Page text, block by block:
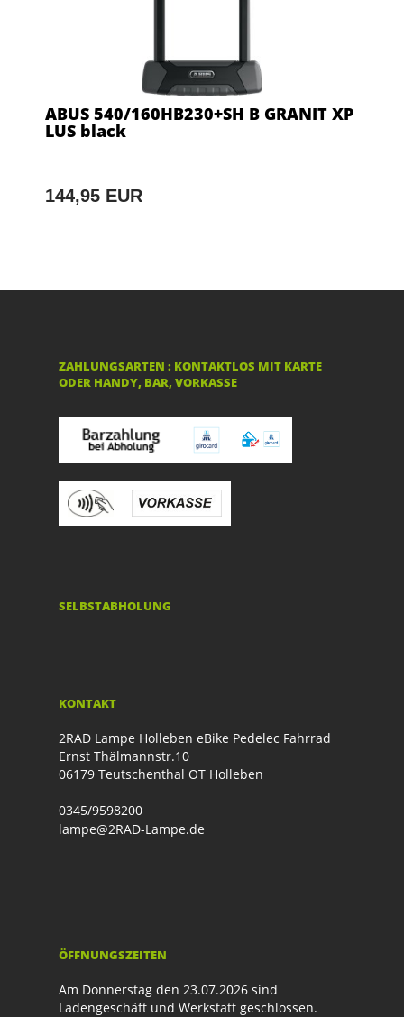
ABUS 540/160HB230+SH B GRANIT XP
LUS black
144,95 EUR
ZAHLUNGSARTEN : KONTAKTLOS MIT KARTE
ODER HANDY, BAR, VORKASSE
SELBSTABHOLUNG
KONTAKT
2RAD Lampe Holleben eBike Pedelec Fahrrad
Ernst Thälmannstr.10
06179 Teutschenthal OT Holleben
0345/9598200
lampe@2RAD-Lampe.de
ÖFFNUNGSZEITEN
Am Donnerstag den 23.07.2026 sind
Ladengeschäft und Werkstatt geschlossen.